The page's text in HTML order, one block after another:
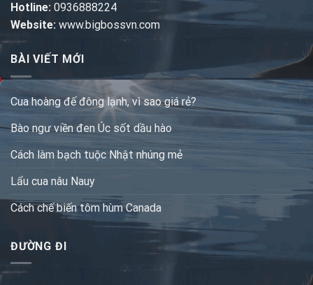
Hotline: 0936888224
Website: www.bigbossvn.com
BÀI VIẾT MỚI
Cua hoàng đế đông lạnh, vì sao giá rẻ?
Bào ngư viền đen Úc sốt dầu hào
Cách làm bạch tuộc Nhật nhúng mẻ
Lẩu cua nâu Nauy
Cách chế biến tôm hùm Canada
ĐƯỜNG ĐI